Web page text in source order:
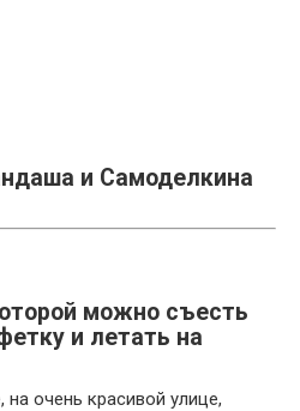
и Самоделкина
можно съесть
и летать на
очень красивой улице,